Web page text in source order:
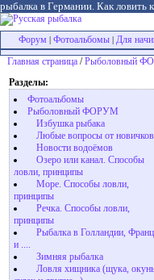
рыбалка в Германии. Как ловить
Форум Фотоальбомы Для
Главная страница /Рыболовный
Разделы:
Фотоальбомы
Рыболовный ФОРУМ
Избушка рыбака
Любые вопросы от новичков
Новости водоёмов
Озеро или канал. Способы
ловли, принципы
Море. Способы ловли,
принципы
Речка. Способы ловли,
принципы
Рыбалка в Голландии,
и ....
Зимняя рыбалка
Ловля хищника (щука,